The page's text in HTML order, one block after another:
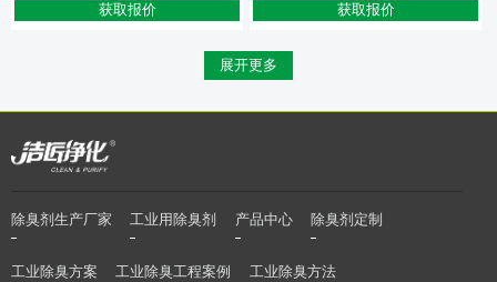
获取报价
获取报价
展开更多
除臭剂生产厂家 工业用除臭剂 产品中心 除臭剂定制
工业除臭方案 工业除臭工程案例 工业除臭方法